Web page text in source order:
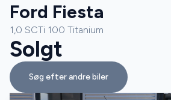
Ford Fiesta
1,0 SCTi 100 Titanium
Solgt
Søg efter andre biler